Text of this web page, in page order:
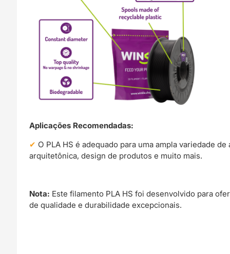
Aplicações Recomendadas:
O PLA HS é adequado para uma ampla variedade
arquitetônica, design de produtos e muito mais.
Nota: Este filamento PLA HS foi desenvolvido para
de qualidade e durabilidade excepcionais.